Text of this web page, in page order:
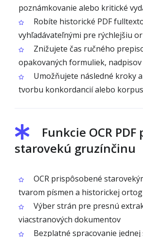
poznámkovanie alebo kritické
Robíte historické PDF
vyhľadávateľnými pre rýchlejšiu
Znižujete čas ručného
opakovaných formuliek,
Umožňujete následné kroky
tvorbu konkordancií alebo
Funkcie OCR PDF
starovekú gruzínčinu
OCR prispôsobené
tvarom písmen a historickej
Výber strán pre presnú
viacstranových dokumentov
Bezplatné spracovanie